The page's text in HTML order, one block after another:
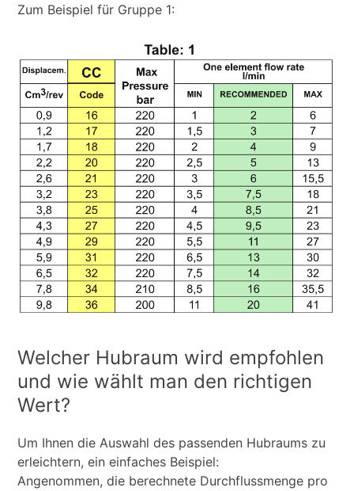
Zum Beispiel für Gruppe 1:
Welcher Hubraum wird empfohlen
und wie wählt man den richtigen
Wert?
Um Ihnen die Auswahl des passenden Hubraums zu
erleichtern, ein einfaches Beispiel:
Angenommen, die berechnete Durchflussmenge pro